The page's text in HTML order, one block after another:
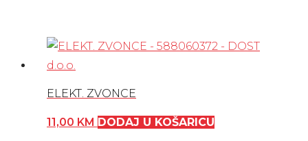
ELEKT. ZVONCE
11,00 KM DODAJ U KOŠARICU